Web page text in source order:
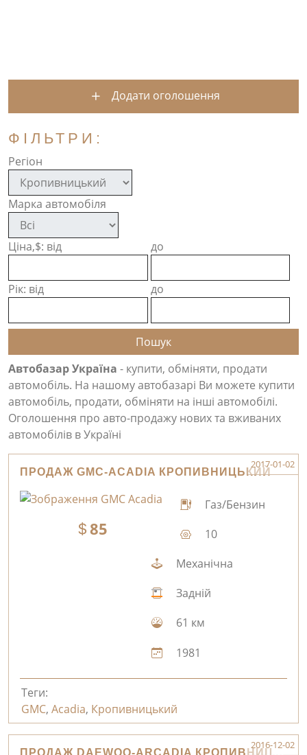
Додати оголошення
ФІЛЬТРИ:
Регіон
Марка автомобіля
Ціна,$: від до
Рік: від до
Автобазар Україна - купити, обміняти, продати
автомобіль. На нашому автобазарі Ви можете купити
автомобіль, продати, обміняти на інші автомобілі.
Оголошення про авто-продажу нових та вживаних
автомобілів в Україні
ПРОДАЖ GMC-ACADIA КРОПИВНИЦЬКИЙ
2017-01-02
85
Газ/Бензин
10
Механічна
Задній
61 км
1981
Теги:
GMC, Acadia, Кропивницький
2016-12-02